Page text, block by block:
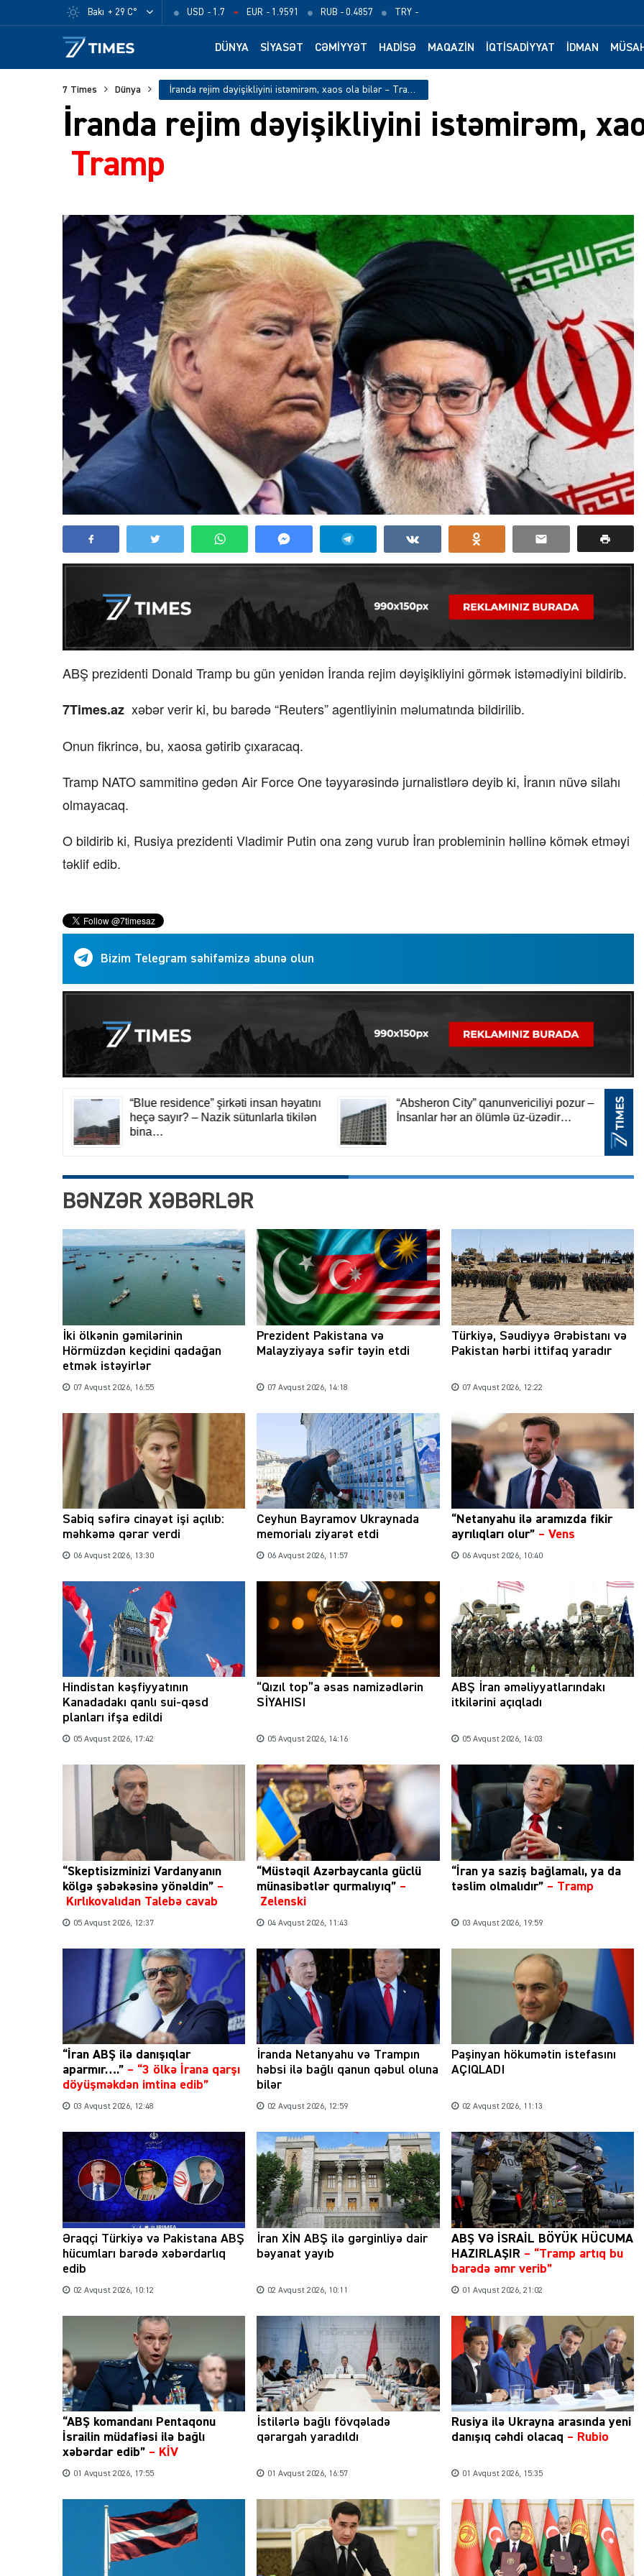
Bakı + 29 C° USD - 1.7 EUR - 1.9591 RUB - 0.4857 TRY -
DÜNYA SIYASƏT CƏMIYYƏT HADISƏ MAQAZIN İQTISADIYYAT İDMAN
7 Times Dünya İranda rejim dəyişikliyini istəmirəm, xaos ola bilər – Tramp
İranda rejim dəyişikliyini istəmirəm,
Tramp
ABŞ prezidenti Donald Tramp bu gün yenidən İranda rejim dəyişikliyini görmək istəmədiyini bildirib.
7Times.az xəbər verir ki, bu barədə “Reuters” agentliyinin məlumatında bildirilib.
Onun fikrincə, bu, xaosa gətirib çıxaracaq.
Tramp NATO sammitinə gedən Air Force One təyyarəsində jurnalistlərə deyib ki, İranın nüvə silahı
olmayacaq.
O bildirib ki, Rusiya prezidenti Vladimir Putin ona zəng vurub İran probleminin həllinə kömək etməyi
təklif edib.
Bizim Telegram səhifəmizə abunə olun
BƏNZƏR XƏBƏRLƏR
İki ölkənin gəmilərinin
Hörmüzdən keçidini qadağan
etmək istəyirlər
07 Avqust 2026, 16:55
Prezident Pakistana və
Malayziyaya səfir təyin etdi
07 Avqust 2026, 14:18
Türkiyə, Səudiyyə Ərəbistanı və
Pakistan hərbi ittifaq yaradır
07 Avqust 2026, 12:22
Sabiq səfirə cinayət işi açılıb:
məhkəmə qərar verdi
06 Avqust 2026, 13:30
Ceyhun Bayramov Ukraynada
memorialı ziyarət etdi
06 Avqust 2026, 11:57
“Netanyahu ilə aramızda fikir
ayrılıqları olur” – Vens
06 Avqust 2026, 10:40
Hindistan kəşfiyyatının
Kanadadakı qanlı sui-qəsd
planları ifşa edildi
05 Avqust 2026, 17:42
“Qızıl top”a əsas namizədlərin
SİYAHISI
05 Avqust 2026, 14:16
ABŞ İran əməliyyatlarındakı
itkilərini açıqladı
05 Avqust 2026, 14:03
“Skeptisizminizi Vardanyanın
kölgə şəbəkəsinə yönəldin” –
Kırlıkovalıdan Talebə cavab
05 Avqust 2026, 12:37
“Müstəqil Azərbaycanla güclü
münasibətlər qurmalıyıq” –
Zelenski
04 Avqust 2026, 11:43
“İran ya saziş bağlamalı, ya da
təslim olmalıdır”– Tramp
03 Avqust 2026, 19:59
“İran ABŞ ilə danışıqlar
aparmır….” – “3 ölkə İrana qarşı
döyüşməkdən imtina edib”
03 Avqust 2026, 12:48
İranda Netanyahu və Trampın
həbsi ilə bağlı qanun qəbul oluna
bilər
02 Avqust 2026, 12:59
Paşinyan hökumətin istefasını
AÇIQLADI
02 Avqust 2026, 11:13
Əraqçi Türkiyə və Pakistana ABŞ
hücumları barədə xəbərdarlıq
edib
02 Avqust 2026, 10:12
İran XİN ABŞ ilə gərginliyə dair
bəyanat yayıb
02 Avqust 2026, 10:11
ABŞ VƏ İSRAİL BÖYÜK HÜCUMA
HAZIRLAŞIR – “Tramp artıq bu
barədə əmr verib”
01 Avqust 2026, 21:02
“ABŞ komandanı Pentaqonu
İsrailin müdafiəsi ilə bağlı
xəbərdar edib” – KİV
01 Avqust 2026, 17:55
İstilərlə bağlı fövqəladə
qərargah yaradıldı
01 Avqust 2026, 16:57
Rusiya ilə Ukrayna arasında yeni
danışıq cəhdi olacaq – Rubio
01 Avqust 2026, 15:35
Şəhərsalma ili və qanunsuz tikintilər:
nəzarət mexanizmi haradadır?
01 İyun 2026, 11:28